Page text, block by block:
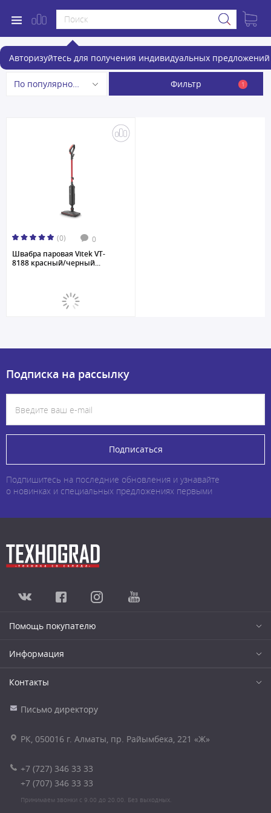
Авторизуйтесь для получения индивидуальных предложений
Пароочистители
По популярности Фильтр 1
(0) 0
Швабра паровая Vitek VT-
8188 красный/черный...
Подписка на рассылку
Подписаться
Подпишитесь на последние обновления и узнавайте
о новинках и специальных предложениях первыми
Помощь покупателю
Информация
Контакты
Письмо директору
РК, 050016 г. Алматы, пр. Райымбека, 221 «Ж»
+7 (727) 346 33 33
+7 (707) 346 33 33
Принимаем звонки с 9.00 до 20.00. Без выходных.